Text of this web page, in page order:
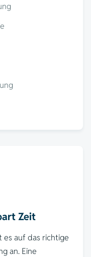
Zeit
auf das richtige
an. Eine